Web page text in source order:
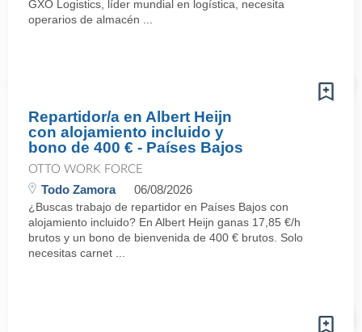
GXO Logistics, líder mundial en logística, necesita
operarios de almacén ...
Repartidor/a en Albert Heijn
con alojamiento incluido y
bono de 400 € - Países Bajos
OTTO WORK FORCE
Todo Zamora 06/08/2026
¿Buscas trabajo de repartidor en Países Bajos con
alojamiento incluido? En Albert Heijn ganas 17,85 €/h
brutos y un bono de bienvenida de 400 € brutos. Solo
necesitas carnet ...